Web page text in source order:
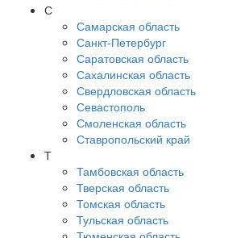
С
Самарская область
Санкт-Петербург
Саратовская область
Сахалинская область
Свердловская область
Севастополь
Смоленская область
Ставропольский край
Т
Тамбовская область
Тверская область
Томская область
Тульская область